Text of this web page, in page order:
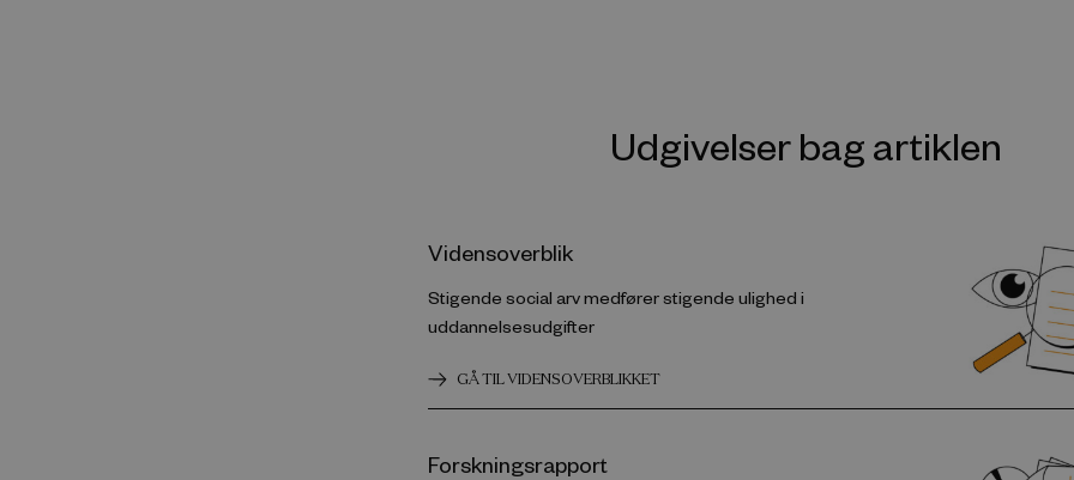
Udgivelser bag artiklen
Vidensoverblik
Stigende social arv medfører stigende ulighed i
uddannelsesudgifter
GÅ TIL VIDENSOVERBLIKKET
Forskningsrapport